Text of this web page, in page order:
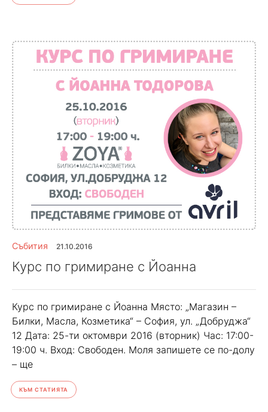
Събития 21.10.2016
Курс по гримиране с Йоанна
Курс по гримиране с Йоанна Място: „Магазин –
Билки, Масла, Козметика“ – София, ул. „Добруджа“
12 Дата: 25-ти октомври 2016 (вторник) Час: 17:00-
19:00 ч. Вход: Свободен. Моля запишете се по-долу
– ще
КЪМ СТАТИЯТА